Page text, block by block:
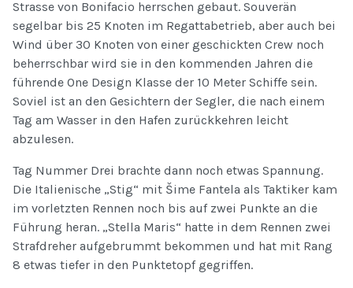
Strasse von Bonifacio herrschen gebaut. Souverän
segelbar bis 25 Knoten im Regattabetrieb, aber auch bei
Wind über 30 Knoten von einer geschickten Crew noch
beherrschbar wird sie in den kommenden Jahren die
führende One Design Klasse der 10 Meter Schiffe sein.
Soviel ist an den Gesichtern der Segler, die nach einem
Tag am Wasser in den Hafen zurückkehren leicht
abzulesen.
Tag Nummer Drei brachte dann noch etwas Spannung.
Die Italienische „Stig“ mit Šime Fantela als Taktiker kam
im vorletzten Rennen noch bis auf zwei Punkte an die
Führung heran. „Stella Maris“ hatte in dem Rennen zwei
Strafdreher aufgebrummt bekommen und hat mit Rang
8 etwas tiefer in den Punktetopf gegriffen.